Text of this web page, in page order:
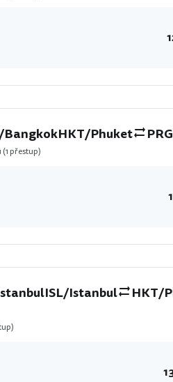
BangkokHKT/Phuket
(1 přestup)
ISL/Istanbul HKT/